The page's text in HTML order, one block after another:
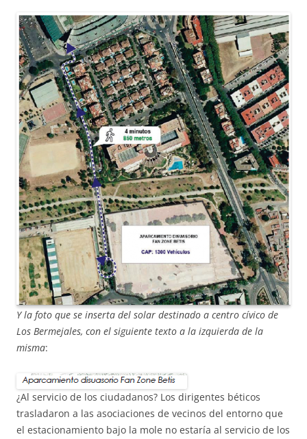
Y la foto que se inserta del solar destinado a centro cívico de
Los Bermejales, con el siguiente texto a la izquierda de la
misma:
¿Al servicio de los ciudadanos? Los dirigentes béticos
trasladaron a las asociaciones de vecinos del entorno que
el estacionamiento bajo la mole no estaría al servicio de los